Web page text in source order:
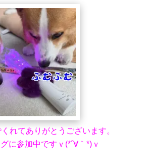
れてありがとうございます。
に参加中ですｖ(*´∀｀*)ｖ